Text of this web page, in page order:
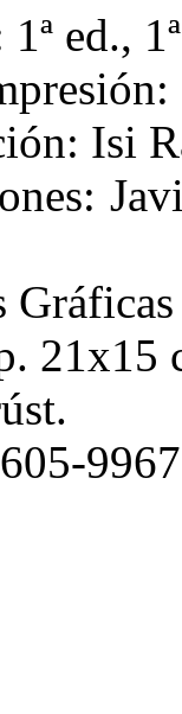
ed.,
Isi
Gráficas
21x15